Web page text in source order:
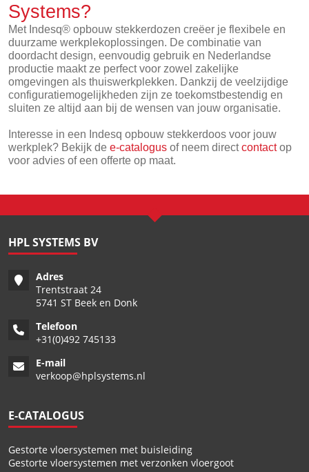
Systems?
Met Indesq® opbouw stekkerdozen creëer je flexibele en
duurzame werkplekoplossingen. De combinatie van
doordacht design, eenvoudig gebruik en Nederlandse
productie maakt ze perfect voor zowel zakelijke
omgevingen als thuiswerkplekken. Dankzij de veelzijdige
configuratiemogelijkheden zijn ze toekomstbestendig en
sluiten ze altijd aan bij de wensen van jouw organisatie.
Interesse in een Indesq opbouw stekkerdoos voor jouw
werkplek? Bekijk de e-catalogus of neem directcontactop
voor advies of een offerte op maat.
HPL SYSTEMS BV
Adres
Trentstraat 24
5741 ST Beek en Donk
Telefoon
+31(0)492 745133
E-mail
verkoop@hplsystems.nl
E-CATALOGUS
Gestorte vloersystemen met buisleiding
Gestorte vloersystemen met verzonken vloergoot